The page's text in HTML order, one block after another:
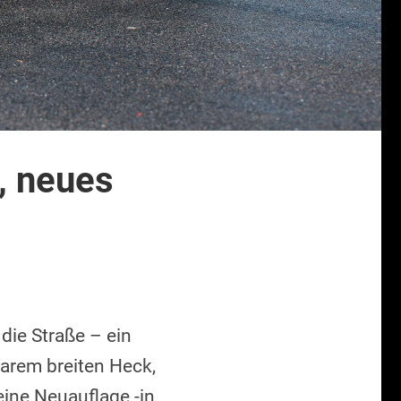
neues
Straße – ein
breiten Heck,
Neuauflage -in